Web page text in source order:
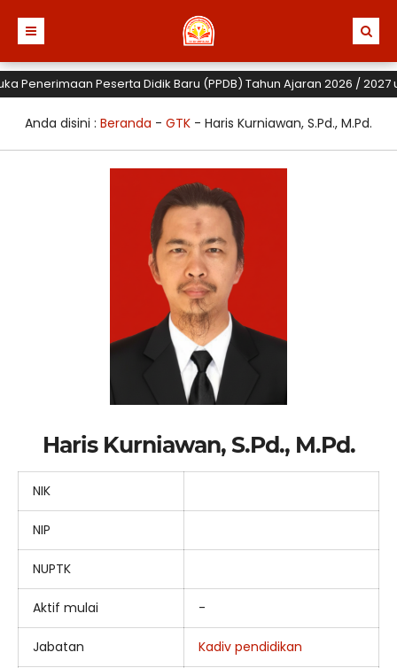
Penerimaan Peserta Didik Baru (PPDB) Tahun Ajaran 2026 / 2027
Anda disini : Beranda - GTK - Haris Kurniawan, S.Pd., M.Pd.
Haris Kurniawan, S.Pd., M.Pd.
NIK
NIP
NUPTK
Aktif mulai -
Jabatan Kadiv pendidikan